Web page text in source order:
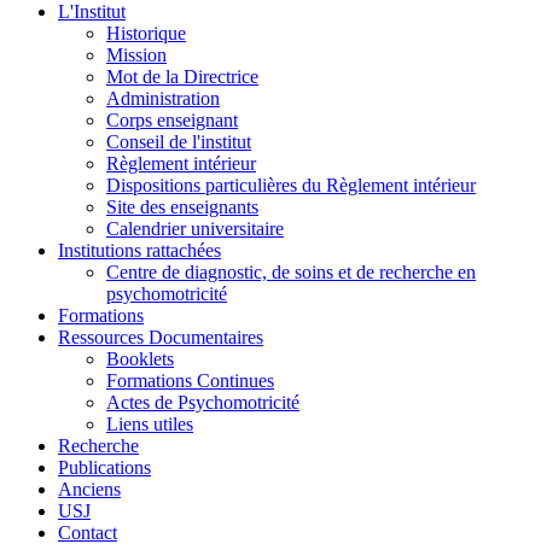
L'Institut
Historique
Mission
Mot de la Directrice
Administration
Corps enseignant
Conseil de l'institut
Règlement intérieur
Dispositions particulières du Règlement intérieur
Site des enseignants
Calendrier universitaire
Institutions rattachées
Centre de diagnostic, de soins et de recherche en
psychomotricité
Formations
Ressources Documentaires
Booklets
Formations Continues
Actes de Psychomotricité
Liens utiles
Recherche
Publications
Anciens
USJ
Contact